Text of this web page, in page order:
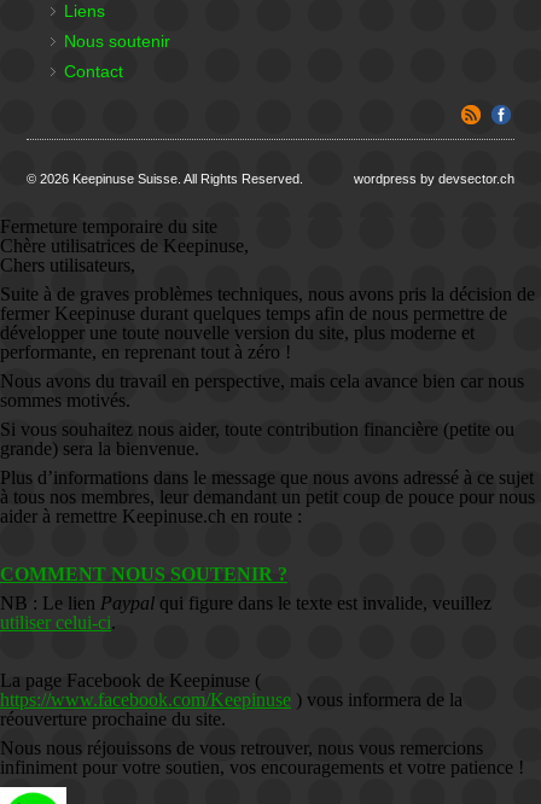
Liens
Nous soutenir
Contact
© 2026 Keepinuse Suisse. All Rights Reserved. wordpress by devsector.ch
Fermeture temporaire du site
Chère utilisatrices de Keepinuse,
Chers utilisateurs,
Suite à de graves problèmes techniques, nous avons pris la décision de
fermer Keepinuse durant quelques temps afin de nous permettre de
développer une toute nouvelle version du site, plus moderne et
performante, en reprenant tout à zéro !
Nous avons du travail en perspective, mais cela avance bien car nous
sommes motivés.
Si vous souhaitez nous aider, toute contribution financière (petite ou
grande) sera la bienvenue.
Plus d’informations dans le message que nous avons adressé à ce sujet
à tous nos membres, leur demandant un petit coup de pouce pour nous
aider à remettre Keepinuse.ch en route :
COMMENT NOUS SOUTENIR ?
NB : Le lien Paypal qui figure dans le texte est invalide, veuillez
utiliser celui-ci.
La page Facebook de Keepinuse (
https://www.facebook.com/Keepinuse ) vous informera de la
réouverture prochaine du site.
Nous nous réjouissons de vous retrouver, nous vous remercions
infiniment pour votre soutien, vos encouragements et votre patience !